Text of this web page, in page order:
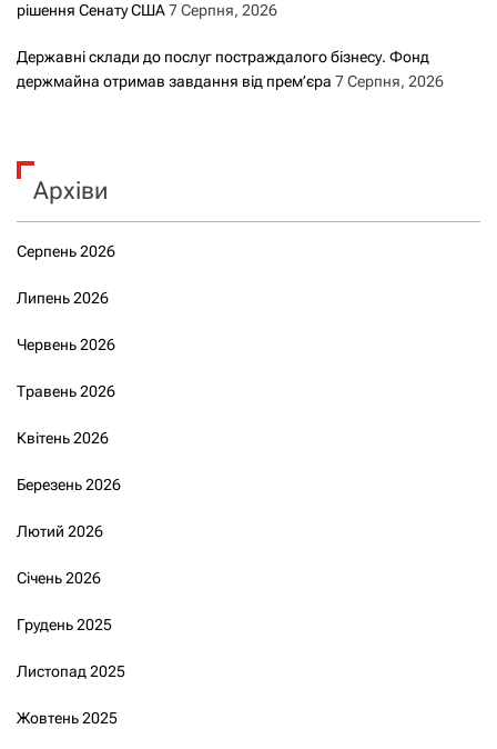
рішення Сенату США7 Серпня, 2026
Державні склади до послуг постраждалого бізнесу. Фонд
держмайна отримав завдання від прем’єра 7 Серпня, 2026
Архіви
Серпень 2026
Липень 2026
Червень 2026
Травень 2026
Квітень 2026
Березень 2026
Лютий 2026
Січень 2026
Грудень 2025
Листопад 2025
Жовтень 2025